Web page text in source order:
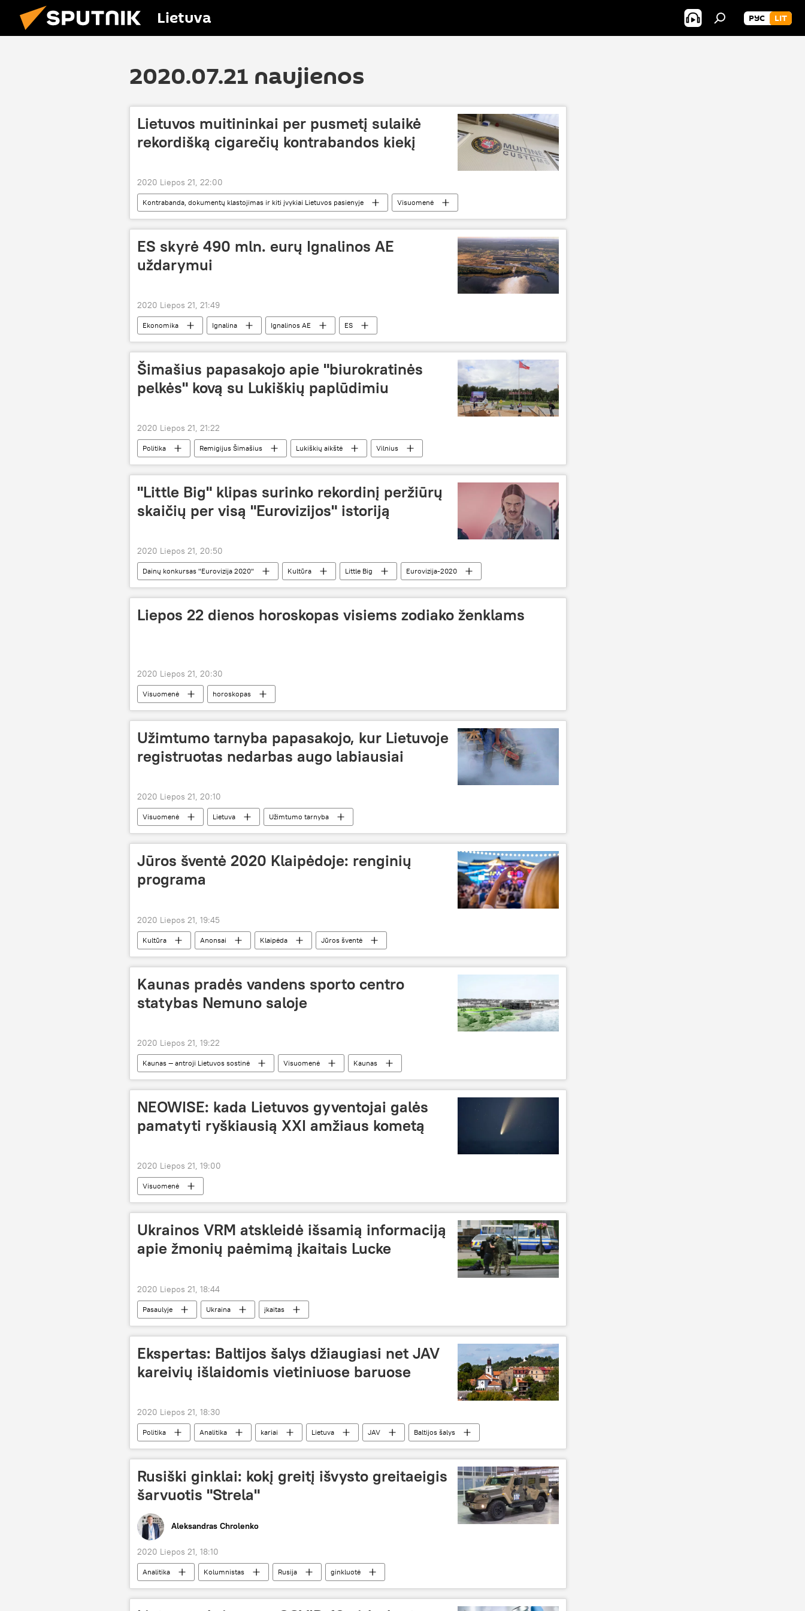
Lietuva РУС LIT
2020.07.21 naujienos
Lietuvos muitininkai per pusmetį sulaikė
rekordišką cigarečių kontrabandos kiekį
2020 Liepos 21, 22:00
Kontrabanda, dokumentų klastojimas ir kiti įvykiai Lietuvos pasienyje
Visuomenė
kontrabanda
cigarečių kontrabanda Lietuvos muitinė
ES skyrė 490 mln. eurų Ignalinos AE
uždarymui
2020 Liepos 21, 21:49
Ekonomika Ignalina Ignalinos AE
ES
Ignalinos atominės elektrinės uždarymas
Šimašius papasakojo apie "biurokratinės
pelkės" kovą su Lukiškių paplūdimiu
2020 Liepos 21, 21:22
Politika Remigijus Šimašius Lukiškių aikštė Vilnius
"Little Big" klipas surinko rekordinį peržiūrų
skaičių per visą "Eurovizijos" istoriją
2020 Liepos 21, 20:50
Dainų konkursas "Eurovizija 2020" Kultūra Little Big
Eurovizija-2020
Eurovizija
Liepos 22 dienos horoskopas visiems zodiako ženklams
2020 Liepos 21, 20:30
Visuomenė horoskopas
Užimtumo tarnyba papasakojo, kur Lietuvoje
registruotas nedarbas augo labiausiai
2020 Liepos 21, 20:10
Visuomenė Lietuva Užimtumo tarnyba
Jūros šventė 2020 Klaipėdoje: renginių
programa
2020 Liepos 21, 19:45
Kultūra Anonsai Klaipėda Jūros šventė
Kaunas pradės vandens sporto centro
statybas Nemuno saloje
2020 Liepos 21, 19:22
Kaunas — antroji Lietuvos sostinė Visuomenė
Kaunas
daugiafunkcinis vandens sporto centras
NEOWISE: kada Lietuvos gyventojai galės
pamatyti ryškiausią XXI amžiaus kometą
2020 Liepos 21, 19:00
Visuomenė
Ukrainos VRM atskleidė išsamią informaciją
apie žmonių paėmimą įkaitais Lucke
2020 Liepos 21, 18:44
Pasaulyje Ukraina įkaitas
Ekspertas: Baltijos šalys džiaugiasi net JAV
kareivių išlaidomis vietiniuose baruose
2020 Liepos 21, 18:30
Politika Analitika kariai Lietuva JAV Baltijos šalys
Rusiški ginklai: kokį greitį išvysto greitaeigis
šarvuotis "Strela"
Aleksandras Chrolenko
2020 Liepos 21, 18:10
Analitika Kolumnistas Rusija ginkluotė